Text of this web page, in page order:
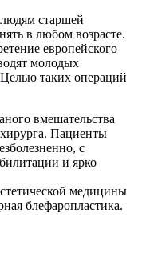
старшей
в любом возрасте.
европейского
молодых
таких операций
вмешательства
Пациенты
с
и ярко
медицины
блефаропластика.